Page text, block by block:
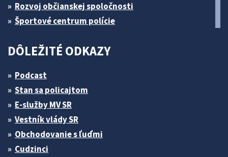
Rozvoj občianskej spoločnosti
Športové centrum polície
DÔLEŽITÉ ODKAZY
Podcast
Stan sa policajtom
E-služby MV SR
Vestník vlády SR
Obchodovanie s ľuďmi
Cudzinci